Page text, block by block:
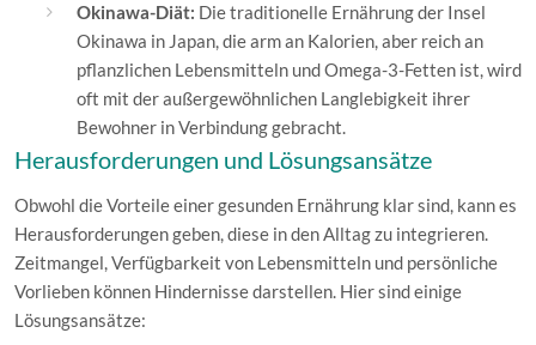
Okinawa-Diät: Die traditionelle Ernährung der Insel
Okinawa in Japan, die arm an Kalorien, aber reich an
pflanzlichen Lebensmitteln und Omega-3-Fetten ist, wird
oft mit der außergewöhnlichen Langlebigkeit ihrer
Bewohner in Verbindung gebracht.
Herausforderungen und Lösungsansätze
Obwohl die Vorteile einer gesunden Ernährung klar sind, kann es
Herausforderungen geben, diese in den Alltag zu integrieren.
Zeitmangel, Verfügbarkeit von Lebensmitteln und persönliche
Vorlieben können Hindernisse darstellen. Hier sind einige
Lösungsansätze: